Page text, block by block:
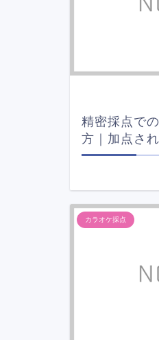
精密採点で
方｜加点さ
カラオケ採点